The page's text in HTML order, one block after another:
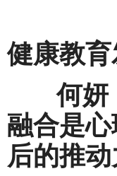
健康教
何妍：
融合是
后的推